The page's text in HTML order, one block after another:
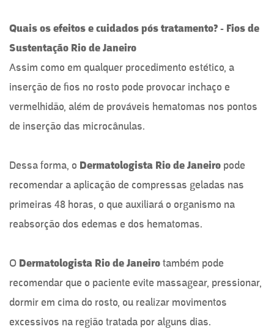
Quais os efeitos e cuidados pós tratamento? - Fios de
Sustentação Rio de Janeiro
Assim como em qualquer procedimento estético, a
inserção de fios no rosto pode provocar inchaço e
vermelhidão, além de prováveis hematomas nos pontos
de inserção das microcânulas.
Dessa forma, o Dermatologista Rio de Janeiro pode
recomendar a aplicação de compressas geladas nas
primeiras 48 horas, o que auxiliará o organismo na
reabsorção dos edemas e dos hematomas.
O Dermatologista Rio de Janeiro também pode
recomendar que o paciente evite massagear, pressionar,
dormir em cima do rosto, ou realizar movimentos
excessivos na região tratada por alguns dias.